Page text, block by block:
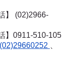
】
(02)2966-
】0911-510-105
(02)29660252